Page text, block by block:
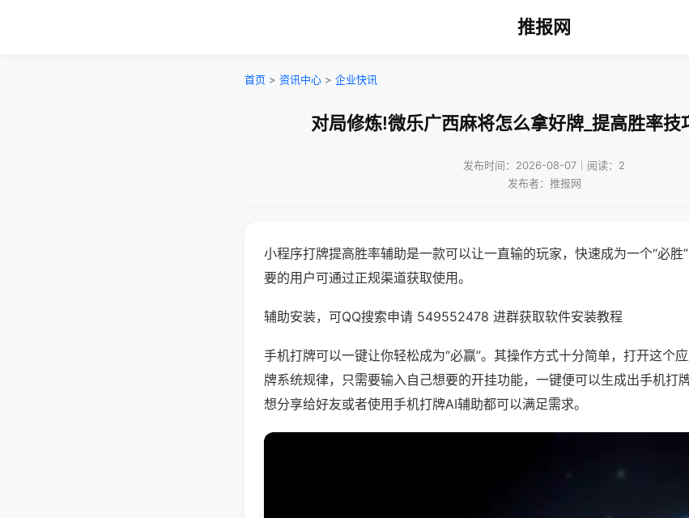
推报网
首页 > 资讯中心 > 企业快讯
对局修炼!微乐广西麻将怎么拿好牌_提高胜率技
发布时间：2026-08-07｜阅读：2
发布者：推报网
小程序打牌提高胜率辅助是一款可以让一直输的玩家，快速成为一个“必胜
要的用户可通过正规渠道获取使用。
辅助安装，可QQ搜索申请 549552478 进群获取软件安装教程
手机打牌可以一键让你轻松成为“必赢”。其操作方式十分简单，打开这个
牌系统规律，只需要输入自己想要的开挂功能，一键便可以生成出手机打
想分享给好友或者使用手机打牌AI辅助都可以满足需求。